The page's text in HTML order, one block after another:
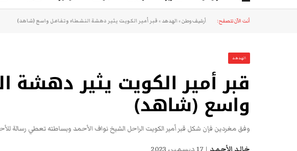
أنت الآن تتصفح: أرشيف وطن»الهدهد»قبر أمير الكويت يثير دهشة النشطاء وتفاعل واسع (شاهد)
الهدهد
قبر أمير الكويت يثير دهشة
واسع (شاهد)
وفق مغردين فإن شكل قبر أمير الكويت الراحل الشيخ نواف الأحمد وبساطته تعطي رسالة